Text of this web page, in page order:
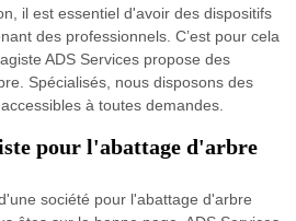
il est essentiel d'avoir des dispositifs
des professionnels. C’est pour cela
ADS Services propose des
Spécialisés, nous disposons des
à toutes demandes.
pour l'abattage d'arbre
société pour l'abattage d'arbre